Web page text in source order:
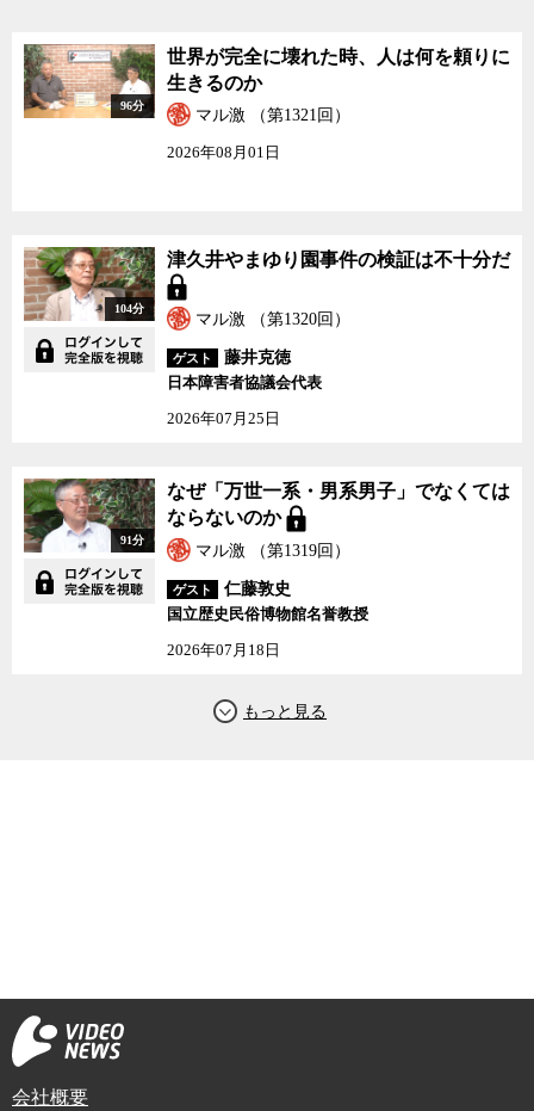
96分
世界が完全に壊れた時、人は何を頼りに
生きるのか
マル激 （第1321回）
2026年08月01日
104分
津久井やまゆり園事件の検証は不十分だ
マル激 （第1320回）
ゲスト
藤井克徳
日本障害者協議会代表
2026年07月25日
91分
なぜ「万世一系・男系男子」でなくては
ならないのか
マル激 （第1319回）
ゲスト
仁藤敦史
国立歴史民俗博物館名誉教授
2026年07月18日
会社概要